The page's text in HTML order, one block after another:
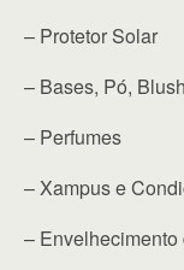
– Protetor Solar
– Bases, Pó,
– Perfumes
– Xampus e
–